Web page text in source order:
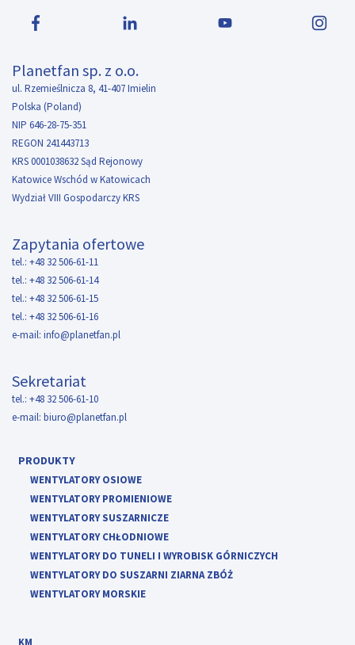
Planetfan sp. z o.o.
ul. Rzemieślnicza 8, 41-407 Imielin
Polska (Poland)
NIP 646-28-75-351
REGON 241443713
KRS 0001038632 Sąd Rejonowy
Katowice Wschód w Katowicach
Wydział VIII Gospodarczy KRS
Zapytania ofertowe
tel.: +48 32 506-61-11
tel.: +48 32 506-61-14
tel.: +48 32 506-61-15
tel.: +48 32 506-61-16
e-mail: info@planetfan.pl
Sekretariat
tel.: +48 32 506-61-10
e-mail: biuro@planetfan.pl
PRODUKTY
WENTYLATORY OSIOWE
WENTYLATORY PROMIENIOWE
WENTYLATORY SUSZARNICZE
WENTYLATORY CHŁODNIOWE
WENTYLATORY DO TUNELI I WYROBISK GÓRNICZYCH
WENTYLATORY DO SUSZARNI ZIARNA ZBÓŻ
WENTYLATORY MORSKIE
KM